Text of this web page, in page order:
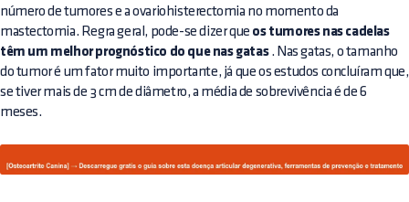
número de tumores e a ovariohisterectomia no momento da
mastectomia. Regra geral, pode-se dizer que os tumores nas cadelas
têm um melhor prognóstico do que nas gatas. Nas gatas, o tamanho
do tumor é um fator muito importante, já que os estudos concluíram que,
se tiver mais de 3 cm de diâmetro, a média de sobrevivência é de 6
meses.